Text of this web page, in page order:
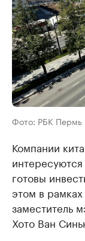
Фото: РБК Пермь
Компании
готовы
этом в
заместитель
Хото Ван